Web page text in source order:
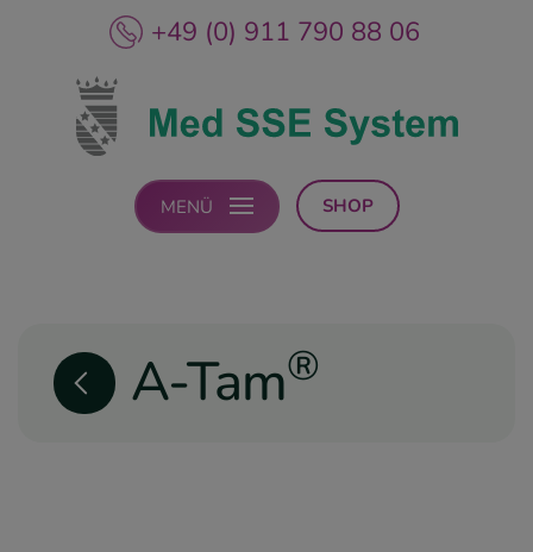
+49 (0) 911 790 88 06
MENÜ SHOP
A-Tam®